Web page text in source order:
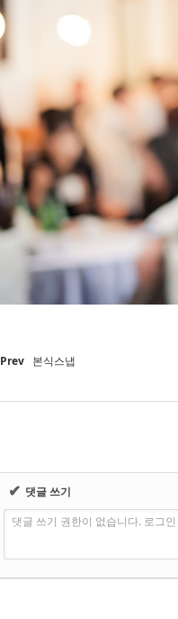
Prev 본식스냅
✔ 댓글 쓰기
댓글 쓰기 권한이 없습니다. 로그